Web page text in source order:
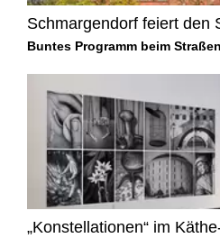
Schmargendorf feiert den
Buntes Programm beim
„Konstellationen“ im